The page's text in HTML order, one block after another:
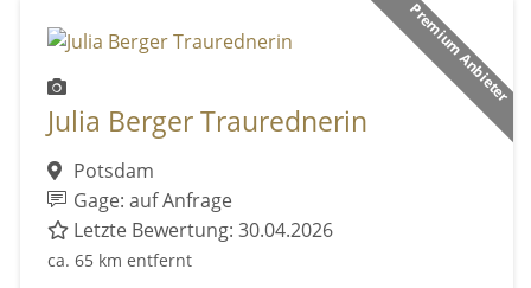
Premium Anbieter
Julia Berger Traurednerin
Potsdam
Gage: auf Anfrage
Letzte Bewertung: 30.04.2026
ca. 65 km entfernt